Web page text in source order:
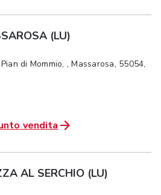
(LU)
di Mommio, , Massarosa, 55054,
vendita
AL SERCHIO (LU)